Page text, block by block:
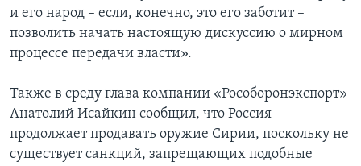
и его народ – если, конечно, это его заботит –
позволить начать настоящую дискуссию о мирном
процессе передачи власти».
Также в среду глава компании «Рособоронэкспорт»
Анатолий Исайкин сообщил, что Россия
продолжает продавать оружие Сирии, поскольку не
существует санкций, запрещающих подобные